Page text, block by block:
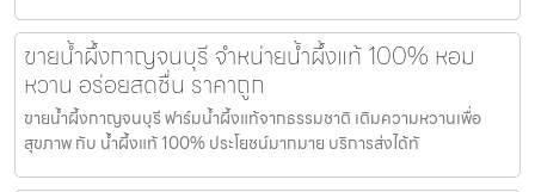
ขายน้ำผึ้งกาญจนบุรี จำหน่ายน้ำผึ้งแท้ 100% หอม
หวาน อร่อยสดชื่น ราคาถูก
ขายน้ำผึ้งกาญจนบุรี ฟาร์มน้ำผึ้งแท้จากธรรมชาติ เติมความหวานเพื่อ
สุขภาพ กับ น้ำผึ้งแท้ 100% ประโยชน์มากมาย บริการส่งได้ทั